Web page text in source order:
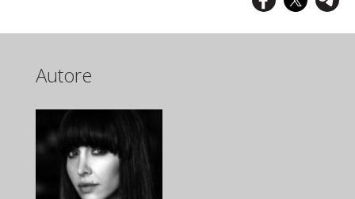
Autore